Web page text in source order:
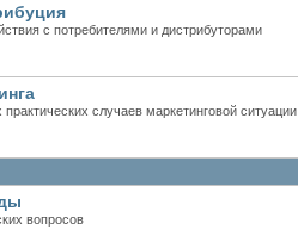
с потребителями и дистрибуторами
случаев маркетинговой ситуации
вопросов